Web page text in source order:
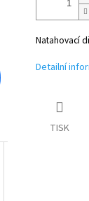
Natahovací
Detailní
TISK